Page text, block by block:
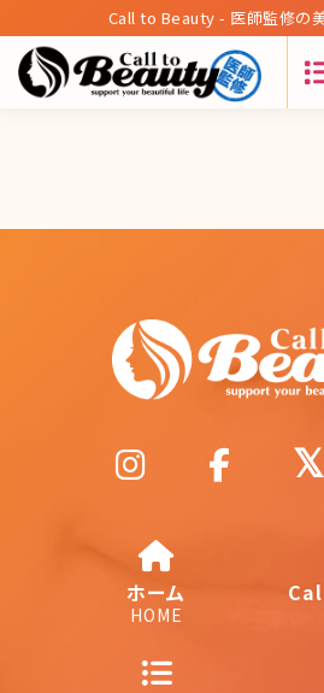
Call to Beauty - 医師監修の
ホーム
HOME